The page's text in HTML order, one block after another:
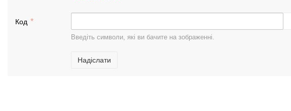
Код
Введіть символи, які ви бачите на зображенні.
Надіслати